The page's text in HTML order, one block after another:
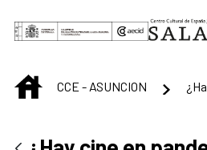
Saltar al contenido principal
INICIOCCE - ASUNCION